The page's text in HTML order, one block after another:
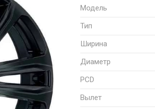
Модель
Тип
Ширина
Диаметр
PCD
Вылет